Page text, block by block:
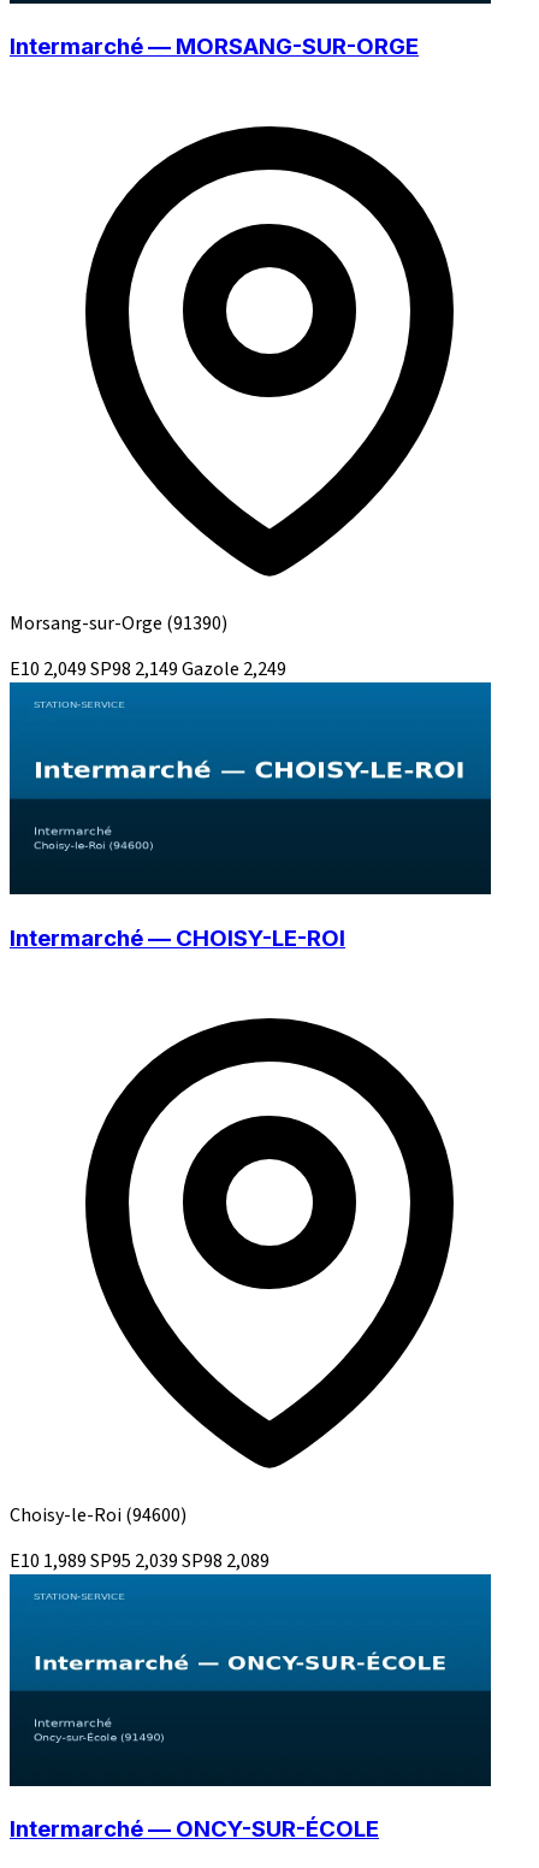
Intermarché — MORSANG-SUR-ORGE
Morsang-sur-Orge (91390)
E10 2,049SP98 2,149Gazole 2,249
Intermarché — CHOISY-LE-ROI
Choisy-le-Roi(94600)
E10 1,989SP95 2,039SP98 2,089
Intermarché — ONCY-SUR-ÉCOLE